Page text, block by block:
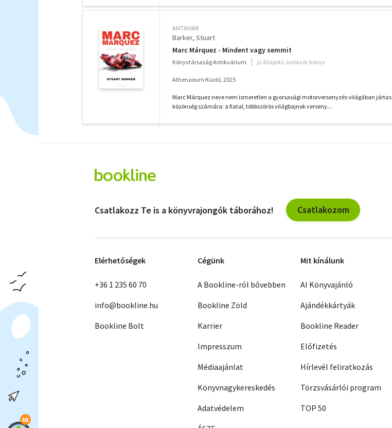
ANTIKVÁR
Barker, Stuart
Marc Márquez - Mindent vagy semmit
Könyvtársaság Antikvárium jó állapotú antikvár könyv
Athenaeum Kiadó, 2025
Marc Márquez neve nem ismeretlen a gyorsasági motorversenyzés világában jártas
közönség számára: a fiatal, többszörös világbajnok verseny...
szűrők
Csatlakozz Te is a könyvrajongók táborához! Csatlakozom
Elérhetőségek
+36 1 235 60 70
info@bookline.hu
Bookline Bolt
Cégünk
A Bookline-ról bővebben
Bookline Zöld
Karrier
Impresszum
Médiaajánlat
Könyvnagykereskedés
Adatvédelem
Mit kínálunk
AI Könyvajánló
Ajándékkártyák
Bookline Reader
Előfizetés
Hírlevél feliratkozás
Törzsvásárlói program
TOP 50